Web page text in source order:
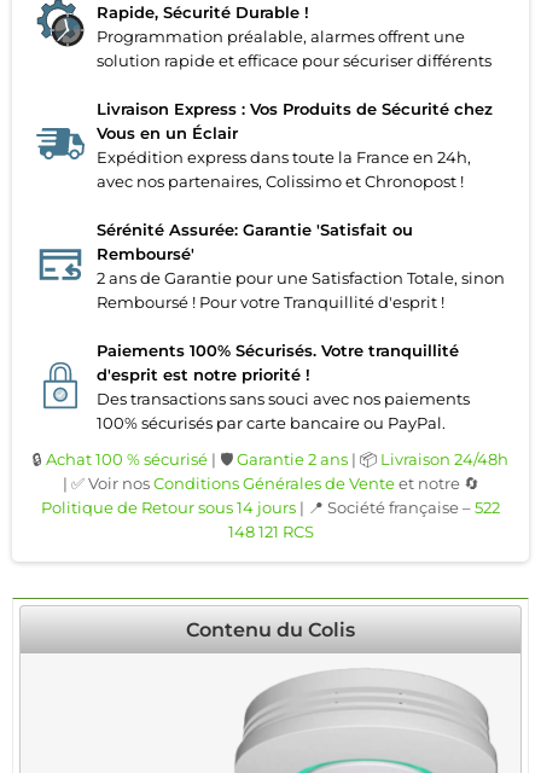
Rapide, Sécurité Durable !
Programmation préalable, alarmes offrent une
solution rapide et efficace pour sécuriser différents
Livraison Express : Vos Produits de Sécurité chez
Vous en un Éclair
Expédition express dans toute la France en 24h,
avec nos partenaires, Colissimo et Chronopost !
Sérénité Assurée: Garantie 'Satisfait ou
Remboursé'
2 ans de Garantie pour une Satisfaction Totale, sinon
Remboursé ! Pour votre Tranquillité d'esprit !
Paiements 100% Sécurisés. Votre tranquillité
d'esprit est notre priorité !
Des transactions sans souci avec nos paiements
100% sécurisés par carte bancaire ou PayPal.
🔒 Achat 100 % sécurisé | 🛡️Garantie 2 ans | 📦 Livraison 24/48h
| ✅ Voir nosConditions Générales de Venteet notre 🔄
Politique de Retour sous 14 jours | 📍 Société française –522
148 121 RCS
Contenu du Colis